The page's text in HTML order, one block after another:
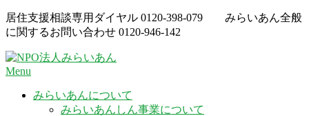
Skip
to
content
居住支援相談専用ダイヤル 0120-398-079
みらいあん全般
に関するお問い合わせ 0120-946-142
Menu
みらいあんについて
みらいあんしん事業について